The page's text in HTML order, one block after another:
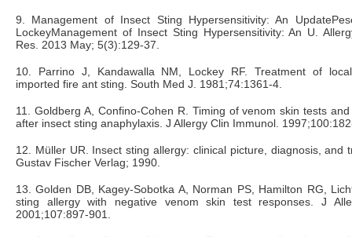
9. Management of Insect Sting Hypersensitivity: An
LockeyManagement of Insect Sting Hypersensitivity: An U.
Res. 2013 May; 5(3):129-37.
10. Parrino J, Kandawalla NM, Lockey RF. Treatment of
imported fire ant sting. South Med J. 1981;74:1361-4.
11. Goldberg A, Confino-Cohen R. Timing of venom skin tests
after insect sting anaphylaxis. J Allergy Clin Immunol.
12. Müller UR. Insect sting allergy: clinical picture, diagnosis, and
Gustav Fischer Verlag; 1990.
13. Golden DB, Kagey-Sobotka A, Norman PS, Hamilton RG,
sting allergy with negative venom skin test responses. J
2001;107:897-901.